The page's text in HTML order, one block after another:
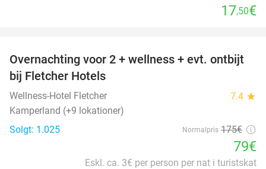
17,50€
55%
Overnachting voor 2 + wellness + evt. ontbijt
bij Fletcher Hotels
Wellness-Hotel Fletcher 7.4 star
Kamperland (+9 lokationer)
Solgt: 1.025
Normalpris 175€
79€
Eskl. ca. 3€ per person per nat i turistskat